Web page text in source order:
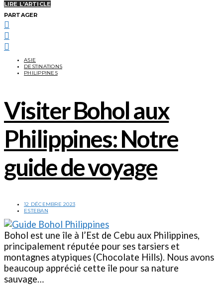
LIRE L'ARTICLE
PARTAGER
ASIE
DESTINATIONS
PHILIPPINES
Visiter Bohol aux
Philippines: Notre
guide de voyage
12 DÉCEMBRE 2023
ESTEBAN
Bohol est une île à l’Est de Cebu aux Philippines,
principalement réputée pour ses tarsiers et
montagnes atypiques (Chocolate Hills). Nous avons
beaucoup apprécié cette île pour sa nature
sauvage…